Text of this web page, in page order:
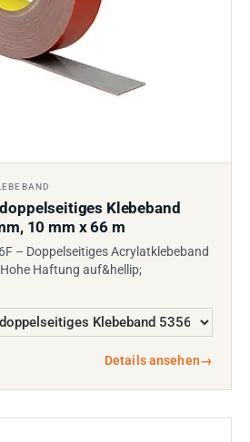
Klebeband
10 mm x 66 m
– Doppelseitiges Acrylatklebeband
Haftung auf&hellip;
Details ansehen→